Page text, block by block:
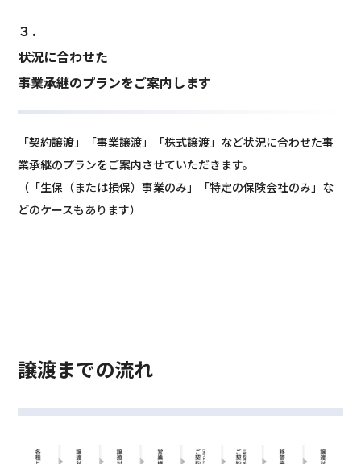
３．
状況に合わせた
事業承継のプランをご案内します
「契約譲渡」「事業譲渡」「株式譲渡」など状況に合わせた事
業承継のプランをご案内させていただきます。
（「生保（または損保）事業のみ」「特定の保険会社のみ」な
どのケースもあります）
譲渡までの流れ